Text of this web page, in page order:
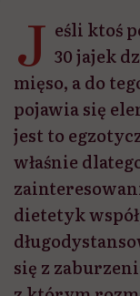
J eśli ktoś
30 jajek
mięso, a do
pojawia się
jest to
właśnie
dietetyk
się z